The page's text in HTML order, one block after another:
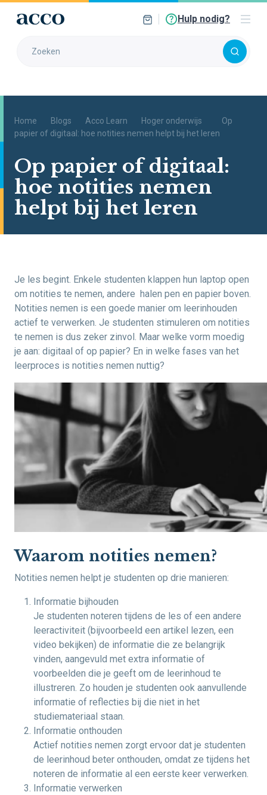
Hulp nodig?
Home Blogs Acco Learn Hoger onderwijs
Op
papier of digitaal: hoe notities nemen helpt bij het leren
Op papier of digitaal:
hoe notities nemen
helpt bij het leren
Je les begint. Enkele studenten klappen hun laptop open
om notities te nemen, andere halen pen en papier boven.
Notities nemen is een goede manier om leerinhouden
actief te verwerken. Je studenten stimuleren om notities
te nemen is dus zeker zinvol. Maar welke vorm moedig
je aan: digitaal of op papier? En in welke fases van het
leerproces is notities nemen nuttig?
Waarom notities nemen?
Notities nemen helpt je studenten op drie manieren:
Informatie bijhouden
Je studenten noteren tijdens de les of een andere
leeractiviteit (bijvoorbeeld een artikel lezen, een
video bekijken) de informatie die ze belangrijk
vinden, aangevuld met extra informatie of
voorbeelden die je geeft om de leerinhoud te
illustreren. Zo houden je studenten ook aanvullende
informatie of reflecties bij die niet in het
studiemateriaal staan.
Informatie onthouden
Actief notities nemen zorgt ervoor dat je studenten
de leerinhoud beter onthouden, omdat ze tijdens het
noteren de informatie al een eerste keer verwerken.
Informatie verwerken